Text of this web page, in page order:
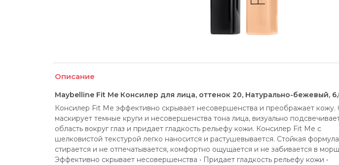
Описание
Maybelline Fit Me Консилер для лица, оттенок 20, Натурально-бежевый,
Консилер Fit Me эффективно скрывает несовершенства и преображает кожу.
маскирует темные круги и несовершенства тона лица, визуально
область вокруг глаз и придает гладкость рельефу кожи. Консилер Fit Me c
шелковистой текстурой легко наносится и растушевывается. Стойкая
стирается и не отпечатывается, комфортно ощущается и не забивается в
Эффективно скрывает несовершенства • Придает гладкость рельефу кожи •